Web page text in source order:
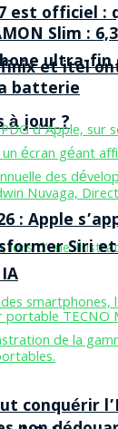
est officiel :
et itel
à jour ?
Slim :
ultra-fin
batterie
: Apple
Siri
conquérir